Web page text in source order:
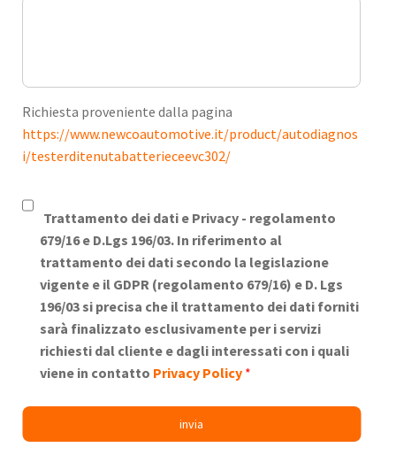
Richiesta proveniente dalla pagina
https://www.newcoautomotive.it/product/autodiagnos
i/testerditenutabatterieceevc302/
Trattamento dei dati e Privacy - regolamento
679/16 e D.Lgs 196/03. In riferimento al
trattamento dei dati secondo la legislazione
vigente e il GDPR (regolamento 679/16) e D. Lgs
196/03 si precisa che il trattamento dei dati forniti
sarà finalizzato esclusivamente per i servizi
richiesti dal cliente e dagli interessati con i quali
viene in contatto Privacy Policy *